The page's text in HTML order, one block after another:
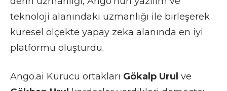
teknoloji alanındaki uzmanlığı ile birleşerek
küresel ölçekte yapay zeka alanında en iyi
platformu oluşturdu.
Ango.ai Kurucu ortakları Gökalp Urul ve